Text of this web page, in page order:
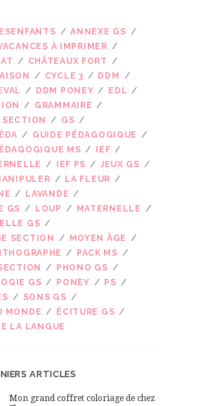
ANNEXE GS
À IMPRIMER
CHÂTEAUX FORT
CYCLE 3
DDM
DDM PONEY
EDL
GRAMMAIRE
GS
GUIDE PÉDAGOGIQUE
MS
IEF
IEF PS
JEUX GS
LA FLEUR
LAVANDE
GS
LOUP
MATERNELLE
GS
SECTION
MOYEN ÂGE
PACK MS
PHONO GS
GS
PONEY
PS
SONS GS
MONDE
ÉCITURE GS
LA LANGUE
ARTICLES
Mon grand coffret coloriage de chez